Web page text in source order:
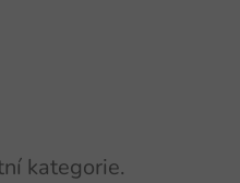
kategorie.